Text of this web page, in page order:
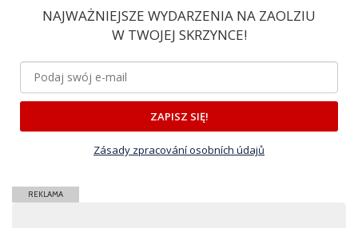
NAJWAŻNIEJSZE WYDARZENIA NA ZAOLZIU
W TWOJEJ SKRZYNCE!
ZAPISZ SIĘ!
Zásady zpracování osobních údajů
REKLAMA